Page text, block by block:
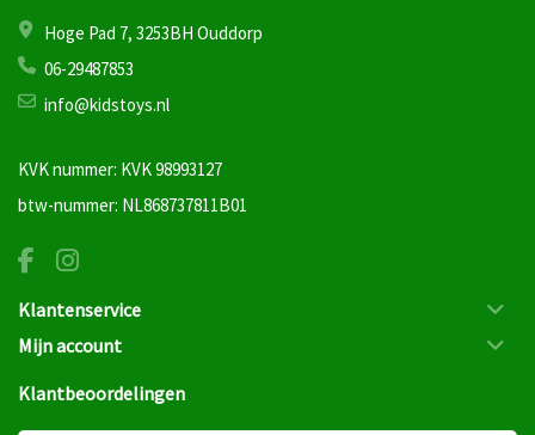
Hoge Pad 7, 3253BH Ouddorp
06-29487853
info@kidstoys.nl
KVK nummer: KVK 98993127
btw-nummer: NL868737811B01
Klantenservice
Mijn account
Klantbeoordelingen